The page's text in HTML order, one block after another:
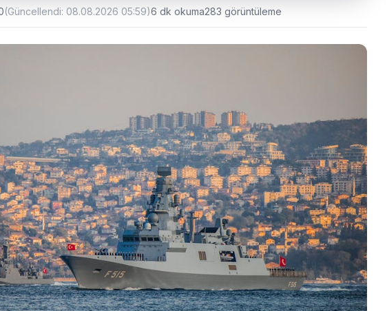
(Güncellendi: 08.08.2026 05:59)6 dk okuma283 görüntüleme